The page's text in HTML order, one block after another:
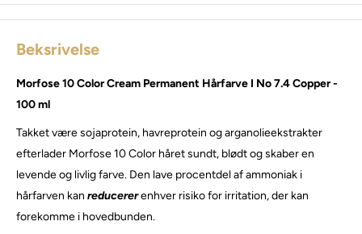
Beksrivelse
Morfose 10 Color Cream Permanent Hårfarve I No 7.4 Copper -
100 ml
Takket være sojaprotein, havreprotein og arganolieekstrakter
efterlader Morfose 10 Color håret sundt, blødt og skaber en
levende og livlig farve. Den lave procentdel af ammoniak i
hårfarven kan reducererenhver risiko for irritation, der kan
forekomme i hovedbunden.